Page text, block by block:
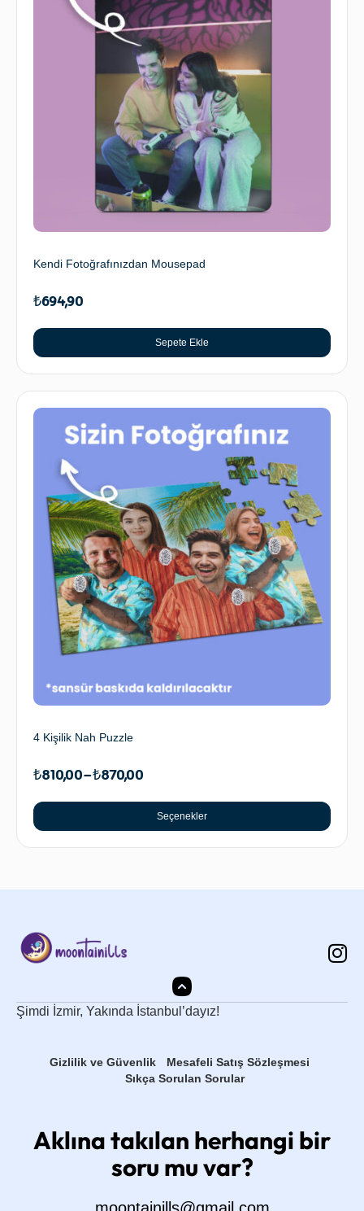
Kendi Fotoğrafınızdan Mousepad
₺694,90
Sepete Ekle
4 Kişilik Nah Puzzle
₺810,00–₺870,00
Seçenekler
Şimdi İzmir, Yakında İstanbul’dayız!
Gizlilik ve Güvenlik
Mesafeli Satış Sözleşmesi
Sıkça Sorulan Sorular
Aklına takılan herhangi bir
soru mu var?
moontainills@gmail.com